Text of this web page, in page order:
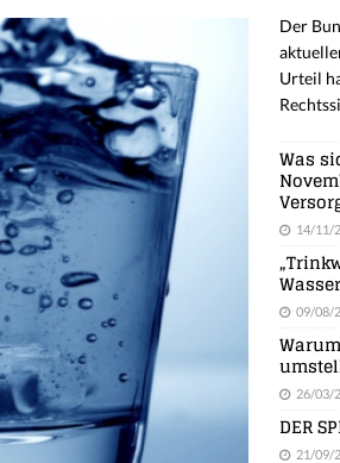
Der
Urteil
Was
14/11/
09/08/
26/03/
DER
21/09/